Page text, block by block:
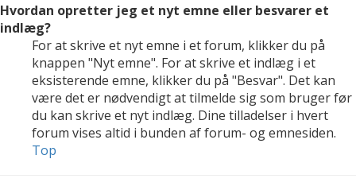
Hvordan opretter jeg et nyt emne eller besvarer et
indlæg?
For at skrive et nyt emne i et forum, klikker du på
knappen "Nyt emne". For at skrive et indlæg i et
eksisterende emne, klikker du på "Besvar". Det kan
være det er nødvendigt at tilmelde sig som bruger før
du kan skrive et nyt indlæg. Dine tilladelser i hvert
forum vises altid i bunden af forum- og emnesiden.
Top